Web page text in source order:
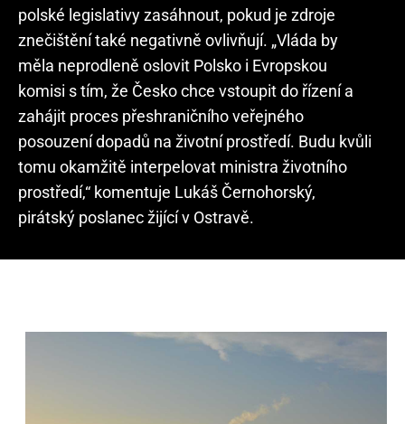
polské legislativy zasáhnout, pokud je zdroje
znečištění také negativně ovlivňují. „Vláda by
měla neprodleně oslovit Polsko i Evropskou
komisi s tím, že Česko chce vstoupit do řízení a
zahájit proces přeshraničního veřejného
posouzení dopadů na životní prostředí. Budu kvůli
tomu okamžitě interpelovat ministra životního
prostředí,“ komentuje Lukáš Černohorský,
pirátský poslanec žijící v Ostravě.